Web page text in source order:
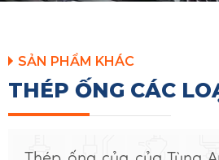
SẢN PHẨM KHÁC
THÉP ỐNG CÁC